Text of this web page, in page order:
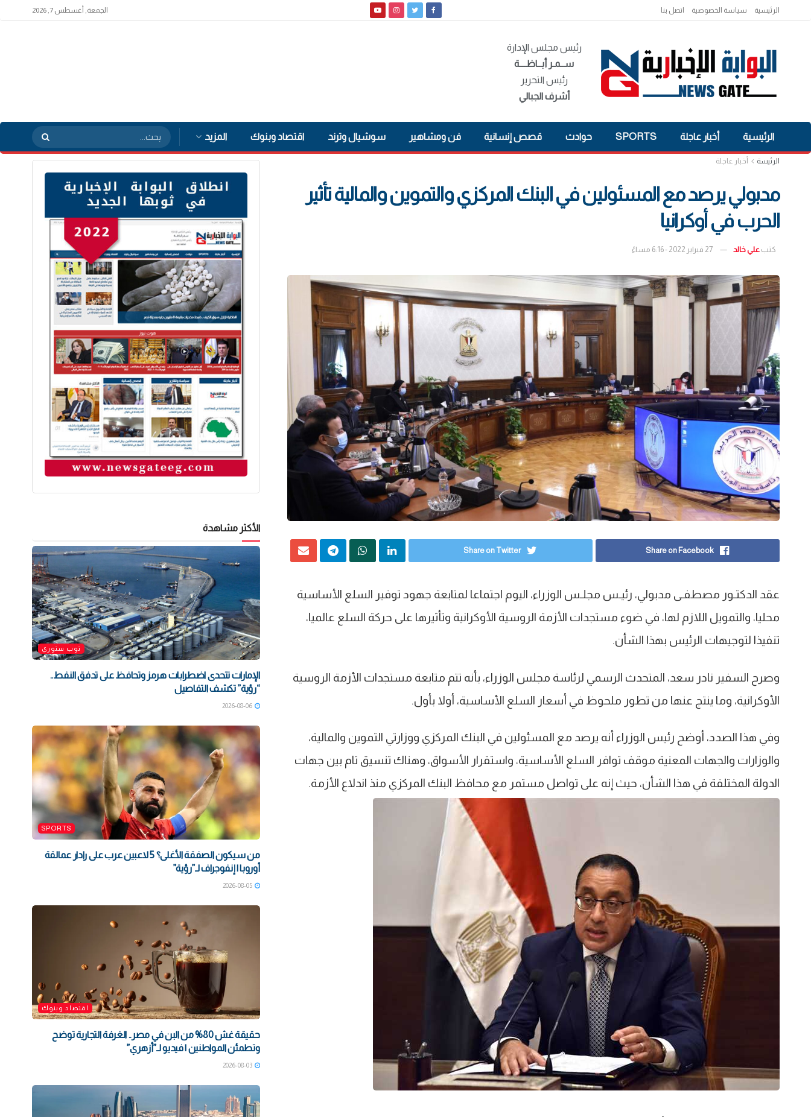
الرئيسية سياسة الخصوصية اتصل بنا الجمعة, أغسطس 7, 2026
رئيس مجلس الإدارة
ســمـر أبــاظــــة
رئيس التحرير
أشرف الجبالي
الرئيسية أخبار عاجلة SPORTS حوادث قصص إنسانية فن ومشاهير سوشيال وترند اقتصاد وبنوك المزيد
الرئيسة أخبار عاجلة
مدبولي يرصد مع المسئولين في البنك المركزي والتموين والمالية تأثير
الحرب في أوكرانيا
كتب علي خالد 27 فبراير 2022 - 6:16 مساءً
Share on Facebook
Share on Twitter
عقد الدكتـور مصطفـى مدبولي، رئيـس مجلـس الوزراء، اليوم اجتماعا لمتابعة جهود توفير السلع الأساسية
محليا، والتمويل اللازم لها، في ضوء مستجدات الأزمة الروسية الأوكرانية وتأثيرها على حركة السلع عالميا،
تنفيذا لتوجيهات الرئيس بهذا الشأن.
وصرح السفير نادر سعد، المتحدث الرسمي لرئاسة مجلس الوزراء، بأنه تتم متابعة مستجدات الأزمة الروسية
الأوكرانية، وما ينتج عنها من تطور ملحوظ في أسعار السلع الأساسية، أولا بأول.
وفي هذا الصدد، أوضح رئيس الوزراء أنه يرصد مع المسئولين في البنك المركزي ووزارتي التموين والمالية،
والوزارات والجهات المعنية موقف توافر السلع الأساسية، واستقرار الأسواق، وهناك تنسيق تام بين جهات
الدولة المختلفة في هذا الشأن، حيث إنه على تواصل مستمر مع محافظ البنك المركزي منذ اندلاع الأزمة.
الأكثر مشاهدة
توب ستوري
الإمارات تتحدى اضطرابات هرمز وتحافظ على تدفق النفط..
“رؤية” تكشف التفاصيل
2026-08-06
SPORTS
من سيكون الصفقة الأغلى؟ 5 لاعبين عرب على رادار عمالقة
أوروبا | إنفوجراف لـ”رؤية”
2026-08-05
اقتصاد وبنوك
حقيقة غش 80% من البن في مصر.. الغرفة التجارية توضح
وتطمئن المواطنين | فيديو لـ”أزهري”
2026-08-03